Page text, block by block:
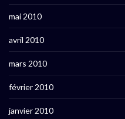
mai 2010
avril 2010
mars 2010
février 2010
janvier 2010